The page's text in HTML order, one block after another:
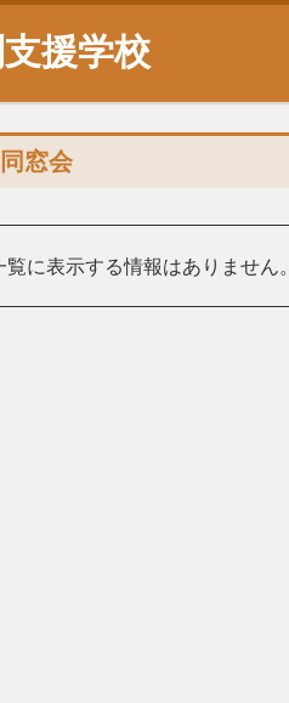
援学校
同窓会
覧に表示する情報はありません。